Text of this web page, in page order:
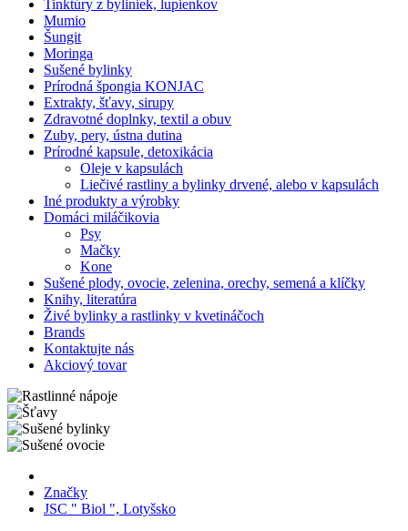
Tinktúry z byliniek, lupienkov
Mumio
Šungit
Moringa
Sušené bylinky
Prírodná špongia KONJAC
Extrakty, šťavy, sirupy
Zdravotné doplnky, textil a obuv
Zuby, pery, ústna dutina
Prírodné kapsule, detoxikácia
Oleje v kapsulách
Liečivé rastliny a bylinky drvené, alebo v kapsulách
Iné produkty a výrobky
Domáci miláčikovia
Psy
Mačky
Kone
Sušené plody, ovocie, zelenina, orechy, semená a klíčky
Knihy, literatúra
Živé bylinky a rastlinky v kvetináčoch
Brands
Kontaktujte nás
Akciový tovar
Značky
JSC " Biol ", Lotyšsko